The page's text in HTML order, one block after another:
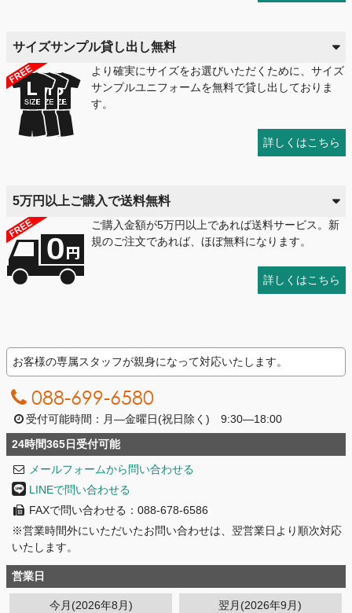
サイズサンプル貸し出し無料
より確実にサイズをお選びいただくために、サイズ
サンプルユニフォームを無料で貸し出しておりま
す。
詳しくはこちら
5万円以上ご購入で送料無料
ご購入金額が5万円以上であれば送料サービス。新
規のご注文であれば、ほぼ無料になります。
詳しくはこちら
お客様の専属スタッフが親身になって対応いたします。
088-699-6580
受付可能時間：月―金曜日(祝日除く) 9:30―18:00
24時間365日受付可能
メールフォームから問い合わせる
LINEで問い合わせる
FAXで問い合わせる：088-678-6586
※営業時間外にいただいたお問い合わせは、翌営業日より順次対応
いたします。
営業日
今月(2026年8月)
翌月(2026年9月)